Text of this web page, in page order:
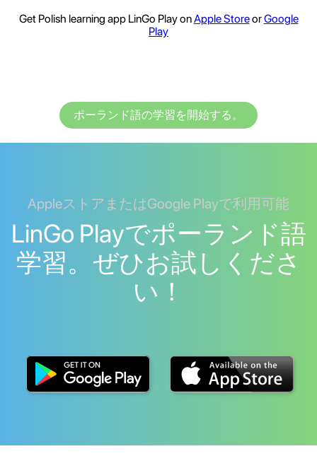
Get Polish learning app LinGo Play onApple StoreorGoogle
Play
ポーランド語の学習を開始する。
AppleストアまたはGoogle Playで利用可能
LinGo Playでポーランド語
学習。ぜひお試しくださ
い！